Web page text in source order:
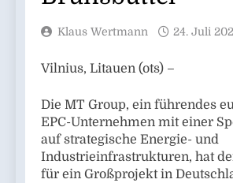
Klaus Wertmann 24. Juli
Vilnius, Litauen (ots) –
Die MT Group, ein führendes
EPC-Unternehmen mit einer
auf strategische Energie- und
Industrieinfrastrukturen, hat
für ein Großprojekt in